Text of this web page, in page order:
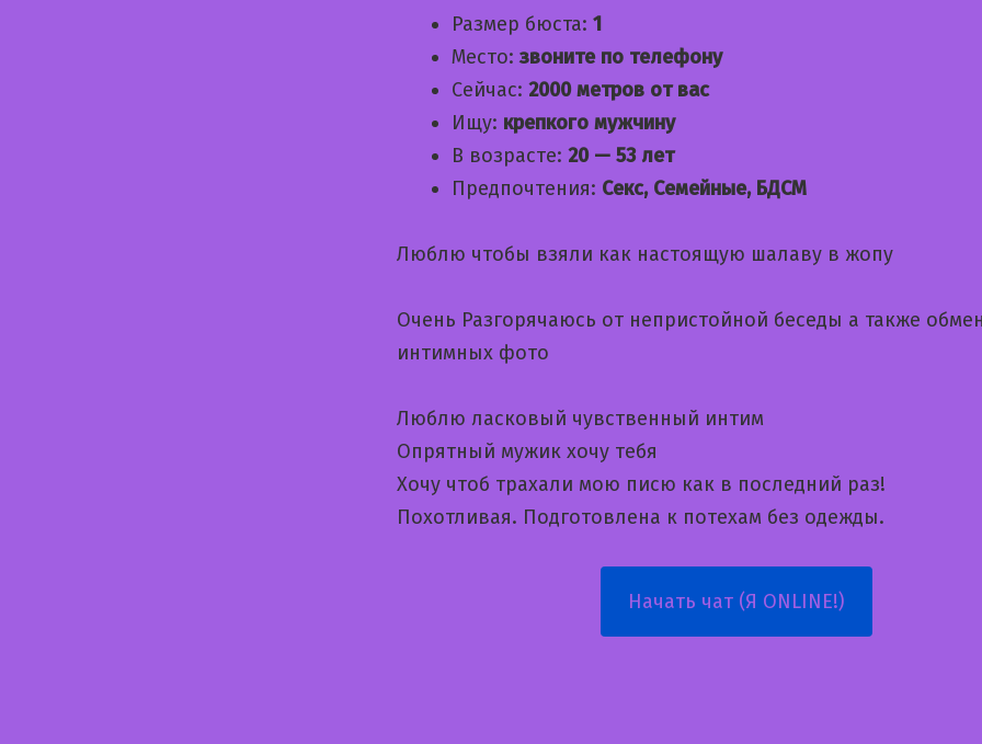
Размер бюста: 1
Место:звоните по телефону
Сейчас: 2000 метров от вас
Ищу: крепкого мужчину
В возрасте: 20 — 53 лет
Предпочтения: Секс, Семейные, БДСМ
Люблю чтобы взяли как настоящую шалаву в жопу
Очень Разгорячаюсь от непристойной беседы а также
интимных фото
Люблю ласковый чувственный интим
Опрятный мужик хочу тебя
Хочу чтоб трахали мою писю как в последний раз!
Похотливая. Подготовлена к потехам без одежды.
Начать чат (Я ONLINE!)